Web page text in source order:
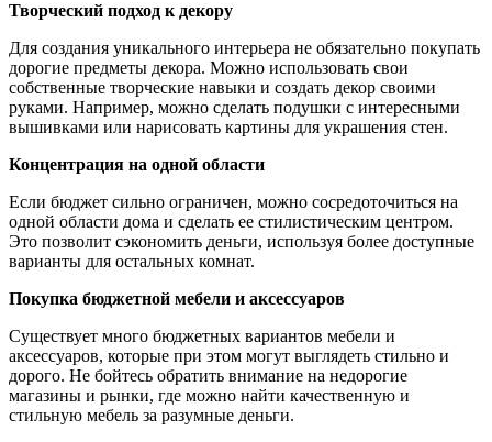
Творческий подход к декору
Для создания уникального интерьера не обязательно покупать
дорогие предметы декора. Можно использовать свои
собственные творческие навыки и создать декор своими
руками. Например, можно сделать подушки с интересными
вышивками или нарисовать картины для украшения стен.
Концентрация на одной области
Если бюджет сильно ограничен, можно сосредоточиться на
одной области дома и сделать ее стилистическим центром.
Это позволит сэкономить деньги, используя более доступные
варианты для остальных комнат.
Покупка бюджетной мебели и аксессуаров
Существует много бюджетных вариантов мебели и
аксессуаров, которые при этом могут выглядеть стильно и
дорого. Не бойтесь обратить внимание на недорогие
магазины и рынки, где можно найти качественную и
стильную мебель за разумные деньги.